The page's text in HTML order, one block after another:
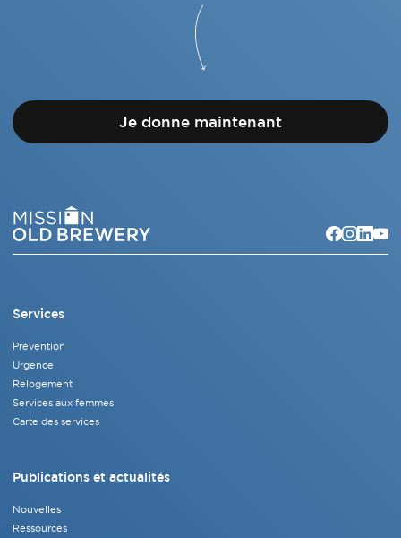
Je donne maintenant
Services
Prévention
Urgence
Relogement
Services aux femmes
Carte des services
Publications et actualités
Nouvelles
Ressources